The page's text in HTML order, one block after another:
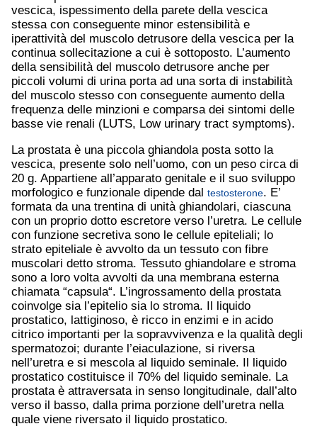
vescica, ispessimento della parete della vescica
stessa con conseguente minor estensibilità e
iperattività del muscolo detrusore della vescica per la
continua sollecitazione a cui è sottoposto. L’aumento
della sensibilità del muscolo detrusore anche per
piccoli volumi di urina porta ad una sorta di instabilità
del muscolo stesso con conseguente aumento della
frequenza delle minzioni e comparsa dei sintomi delle
basse vie renali (LUTS, Low urinary tract symptoms).
La prostata è una piccola ghiandola posta sotto la
vescica, presente solo nell’uomo, con un peso circa di
20 g. Appartiene all’apparato genitale e il suo sviluppo
morfologico e funzionale dipende dal testosterone. E’
formata da una trentina di unità ghiandolari, ciascuna
con un proprio dotto escretore verso l’uretra. Le cellule
con funzione secretiva sono le cellule epiteliali; lo
strato epiteliale è avvolto da un tessuto con fibre
muscolari detto stroma. Tessuto ghiandolare e stroma
sono a loro volta avvolti da una membrana esterna
chiamata “capsula“. L’ingrossamento della prostata
coinvolge sia l’epitelio sia lo stroma. Il liquido
prostatico, lattiginoso, è ricco in enzimi e in acido
citrico importanti per la sopravvivenza e la qualità degli
spermatozoi; durante l’eiaculazione, si riversa
nell’uretra e si mescola al liquido seminale. Il liquido
prostatico costituisce il 70% del liquido seminale. La
prostata è attraversata in senso longitudinale, dall’alto
verso il basso, dalla prima porzione dell’uretra nella
quale viene riversato il liquido prostatico.